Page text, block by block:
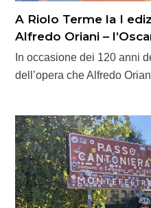
A Riolo Terme la I
Alfredo Oriani –
In occasione dei 120 anni
dell’opera che Alfredo